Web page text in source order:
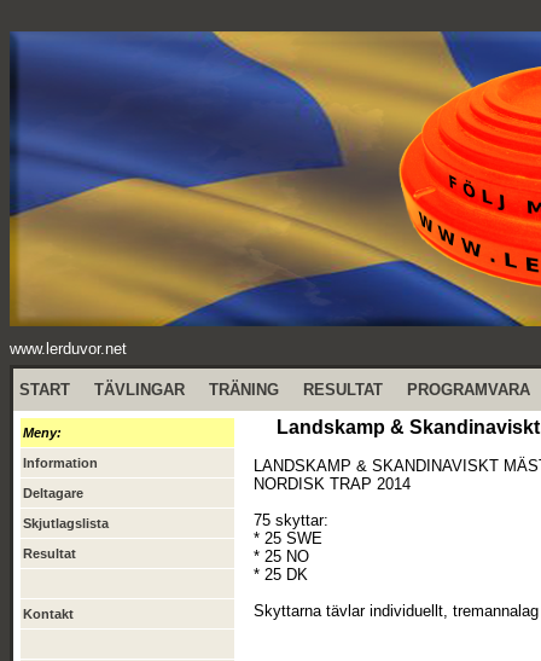
www.lerduvor.net
START TÄVLINGAR TRÄNING RESULTAT PROGRAMVARA
Meny:
Information
Deltagare
Skjutlagslista
Resultat
Kontakt
Landskamp &
LANDSKAMP & SKANDINAVISKT
NORDISK TRAP 2014
75 skyttar:
* 25 SWE
* 25 NO
* 25 DK
Skyttarna tävlar individuellt,